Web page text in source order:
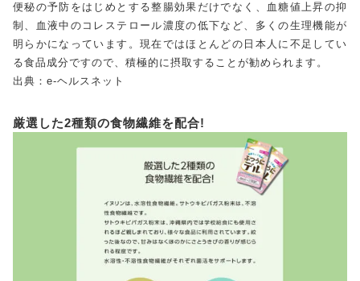
便秘の予防をはじめとする整腸効果だけでなく、血糖値上昇の抑
制、血液中のコレステロール濃度の低下など、多くの生理機能が
明らかになっています。現在ではほとんどの日本人に不足してい
る食品成分ですので、積極的に摂取することが勧められます。
出典：e-ヘルスネット
厳選した2種類の食物繊維を配合!